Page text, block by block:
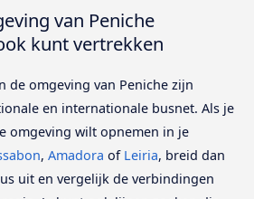
van Peniche
kunt vertrekken
de omgeving van Peniche zijn
en internationale busnet. Als je
omgeving wilt opnemen in je
, Amadora of Leiria, breid dan
uit en vergelijk de verbindingen